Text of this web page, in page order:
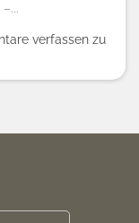
verfassen zu